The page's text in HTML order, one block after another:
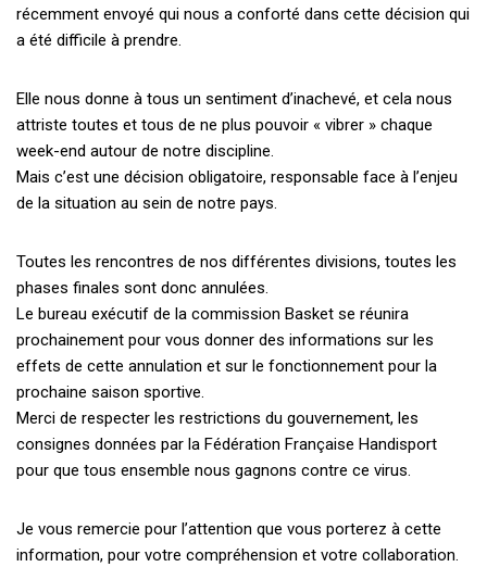
récemment envoyé qui nous a conforté dans cette décision qui
a été difficile à prendre.
Elle nous donne à tous un sentiment d’inachevé, et cela nous
attriste toutes et tous de ne plus pouvoir « vibrer » chaque
week-end autour de notre discipline.
Mais c’est une décision obligatoire, responsable face à l’enjeu
de la situation au sein de notre pays.
Toutes les rencontres de nos différentes divisions, toutes les
phases finales sont donc annulées.
Le bureau exécutif de la commission Basket se réunira
prochainement pour vous donner des informations sur les
effets de cette annulation et sur le fonctionnement pour la
prochaine saison sportive.
Merci de respecter les restrictions du gouvernement, les
consignes données par la Fédération Française Handisport
pour que tous ensemble nous gagnons contre ce virus.
Je vous remercie pour l’attention que vous porterez à cette
information, pour votre compréhension et votre collaboration.